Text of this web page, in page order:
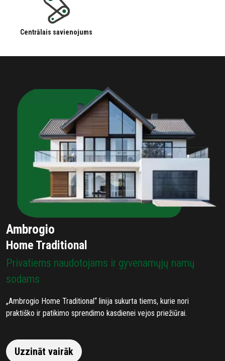
Centrālais savienojums
Ambrogio
Home Traditional
Privatiems naudotojams ir gyvenamųjų namų
sodams
„Ambrogio Home Traditional“ linija sukurta tiems, kurie nori
praktiško ir patikimo sprendimo kasdienei vejos priežiūrai.
Uzzināt vairāk